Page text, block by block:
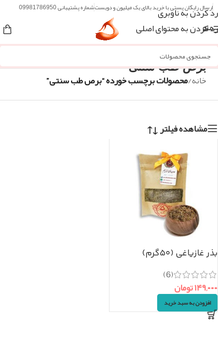
رد کردن به ناوبری
رد کردن به محتوای اصلی
ارسال رایگان پستی با خرید بالای یک میلیون و دویستشماره پشتیبانی 09981786950
منو
برص طب سنتی
خانه/محصولات برچسب خورده “برص طب سنتی”
مشاهده فیلتر
بذر غازیاغی (۵۰گرم)
(6)
۱۴۹,۰۰۰تومان
افزودن به سبد خرید